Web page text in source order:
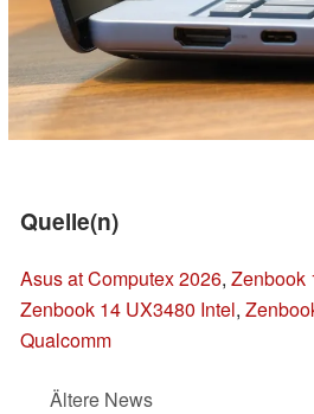
Quelle(n)
Asus at Computex 2026, Zenbook
Zenbook 14 UX3480 Intel,
Qualcomm
Ältere News